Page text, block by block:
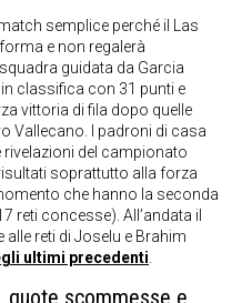
semplice perché il Las
e non regalerà
guidata da Garcia
classifica con 31 punti e
vittoria di fila dopo quelle
Vallecano. I padroni di casa
rivelazioni del campionato
soprattutto alla forza
che hanno la seconda
reti concesse). All’andata il
alle reti di Joselu e Brahim
ultimi precedenti.